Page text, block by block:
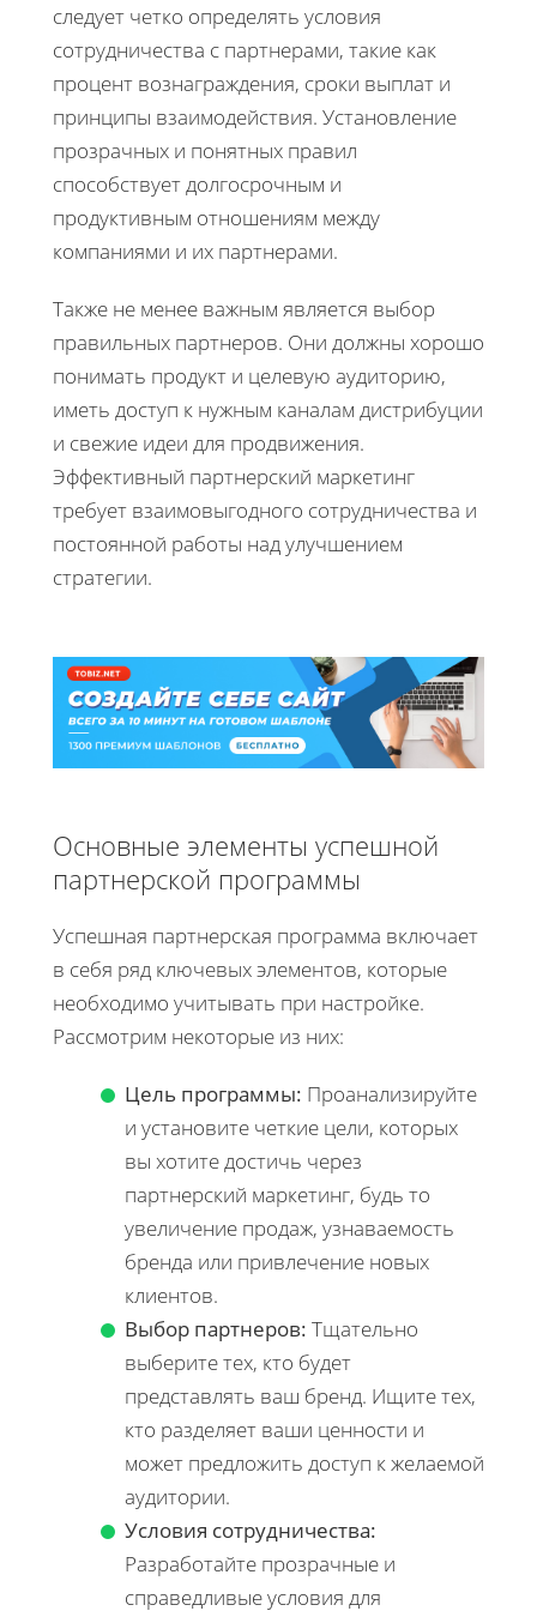
следует четко определять условия
сотрудничества с партнерами, такие как
процент вознаграждения, сроки выплат и
принципы взаимодействия. Установление
прозрачных и понятных правил
способствует долгосрочным и
продуктивным отношениям между
компаниями и их партнерами.
Также не менее важным является выбор
правильных партнеров. Они должны хорошо
понимать продукт и целевую аудиторию,
иметь доступ к нужным каналам дистрибуции
и свежие идеи для продвижения.
Эффективный партнерский маркетинг
требует взаимовыгодного сотрудничества и
постоянной работы над улучшением
стратегии.
Основные элементы успешной
партнерской программы
Успешная партнерская программа включает
в себя ряд ключевых элементов, которые
необходимо учитывать при настройке.
Рассмотрим некоторые из них:
Цель программы: Проанализируйте
и установите четкие цели, которых
вы хотите достичь через
партнерский маркетинг, будь то
увеличение продаж, узнаваемость
бренда или привлечение новых
клиентов.
Выбор партнеров: Тщательно
выберите тех, кто будет
представлять ваш бренд. Ищите тех,
кто разделяет ваши ценности и
может предложить доступ к желаемой
аудитории.
Условия сотрудничества:
Разработайте прозрачные и
справедливые условия для